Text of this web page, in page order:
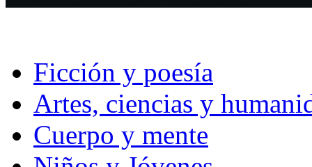
Ficción y poesía
Artes, ciencias y
Cuerpo y mente